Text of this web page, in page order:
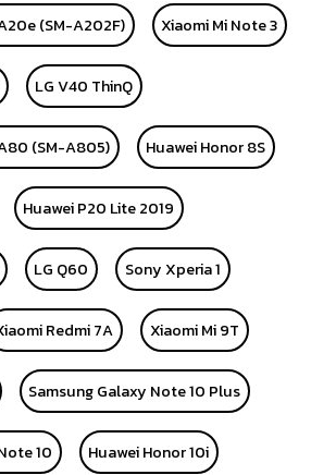
(SM-A202F) Xiaomi Mi Note 3
LG V40 ThinQ
(SM-A805) Huawei Honor 8S
Huawei P20 Lite 2019
LG Q60 Sony Xperia 1
Redmi 7A Xiaomi Mi 9T
Samsung Galaxy Note 10 Plus
10 Huawei Honor 10i